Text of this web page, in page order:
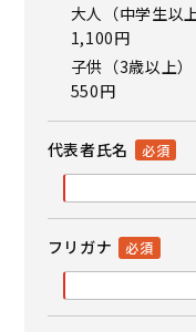
大人（中学生以
1,100円
子供（3歳以上
550円
代表者氏名
フリガナ